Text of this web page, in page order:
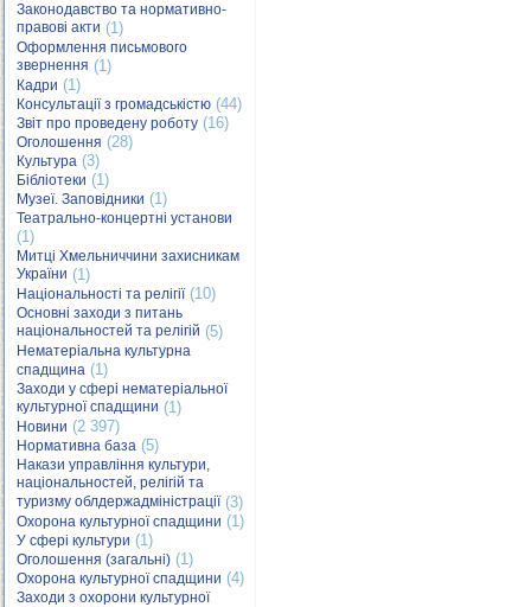
Законодавство та нормативно-
правові акти (1)
Оформлення письмового
звернення (1)
Кадри (1)
Консультації з громадськістю (44)
Звіт про проведену роботу (16)
Оголошення (28)
Культура (3)
Бібліотеки (1)
Музеї. Заповідники (1)
Театрально-концертні установи
(1)
Митці Хмельниччини захисникам
України (1)
Національності та релігії(10)
Основні заходи з питань
національностей та релігій (5)
Нематеріальна культурна
спадщина (1)
Заходи у сфері нематеріальної
культурної спадщини (1)
Новини (2 397)
Нормативна база (5)
Накази управління культури,
національностей, релігій та
туризму облдержадміністрації(3)
Охорона культурної спадщини (1)
У сфері культури (1)
Оголошення (загальні) (1)
Охорона культурної спадщини (4)
Заходи з охорони культурної